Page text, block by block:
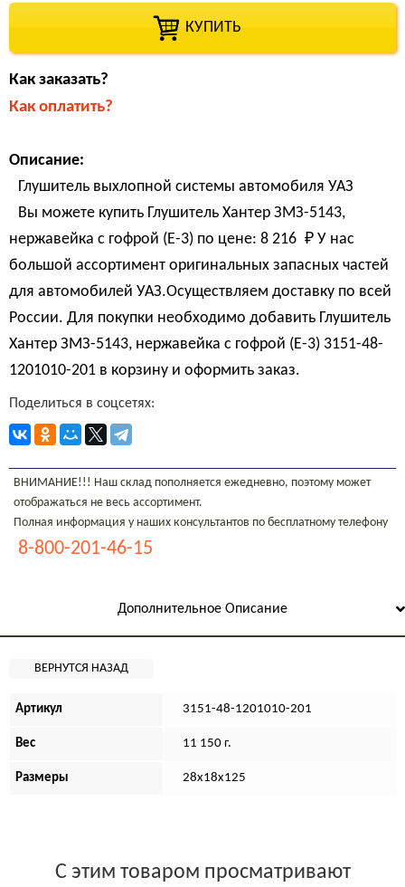
КУПИТЬ
Как заказать?
Как оплатить?
Описание:
Глушитель выхлопной системы автомобиля УАЗ
Вы можете купить Глушитель Хантер ЗМЗ-5143,
нержавейка с гофрой (Е-3) по цене: 8 216 ₽ У нас
большой ассортимент оригинальных запасных частей
для автомобилей УАЗ.Осуществляем доставку по всей
России. Для покупки необходимо добавить Глушитель
Хантер ЗМЗ-5143, нержавейка с гофрой (Е-3) 3151-48-
1201010-201 в корзину и оформить заказ.
Поделиться в соцсетях:
ВНИМАНИЕ!!! Наш склад пополняется ежедневно, поэтому может
отображаться не весь ассортимент.
Полная информация у наших консультантов по бесплатному телефону
8-800-201-46-15
Дополнительное Описание
Артикул 3151-48-1201010-201
Вес 11 150 г.
Размеры 28х18х125
С этим товаром просматривают